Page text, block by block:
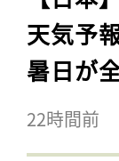
天気予
暑日が
22時間前